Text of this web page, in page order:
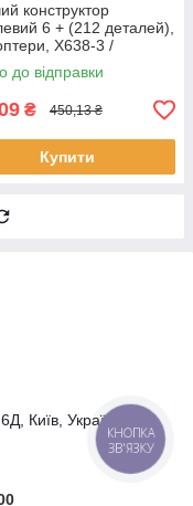
конструктор
6 + (212 деталей),
X638-3 /
конструктор
до відправки
₴ 450,13 ₴
Купити
Київ, Україна
КНОПКА
ЗВ'ЯЗКУ